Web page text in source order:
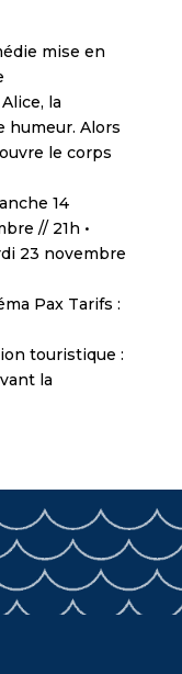
mise en
la
humeur. Alors
le corps
14
// 21h •
23 novembre
Pax Tarifs :
touristique :
la